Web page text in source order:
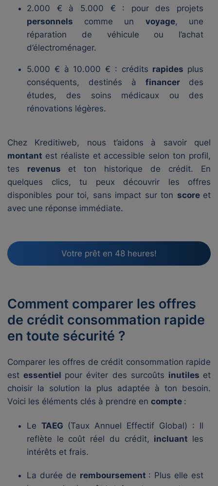
2.000 € à 5.000 € : pour des projets
personnels comme un voyage, une
réparation de véhicule ou l’achat
d’électroménager.
5.000 € à 10.000 € : crédits rapides plus
conséquents, destinés à financer des
études, des soins médicaux ou des
rénovations légères.
Chez Kreditiweb, nous t’aidons à savoir quel
montant est réaliste et accessible selon ton profil,
tes revenus et ton historique de crédit. En
quelques clics, tu peux découvrir les offres
disponibles pour toi, sans impact sur ton score et
avec une réponse immédiate.
Votre prêt en 48 heures!
Comment comparer les offres
de crédit consommation rapide
en toute sécurité ?
Comparer les offres de crédit consommation rapide
estessentiel pour éviter des surcoûts inutiles et
choisir la solution la plus adaptée à ton besoin.
Voici les éléments clés à prendre en compte :
Le TAEG (Taux Annuel Effectif Global) : Il
reflète le coût réel du crédit, incluant les
intérêts et frais.
La durée de remboursement : Plus elle est